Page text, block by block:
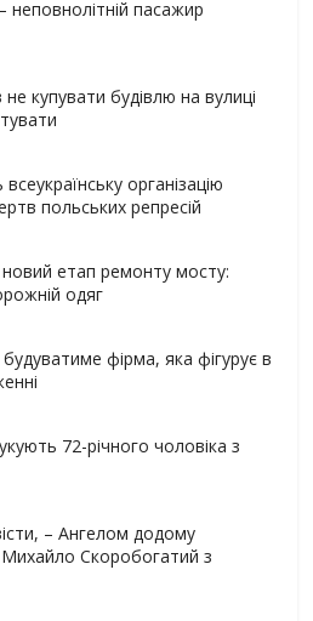
неповнолітній пасажир
купувати будівлю на вулиці
організацію
польських репресій
етап ремонту мосту:
одяг
будуватиме фірма, яка фігурує в
72-річного чоловіка з
– Ангелом додому
Скоробогатий з